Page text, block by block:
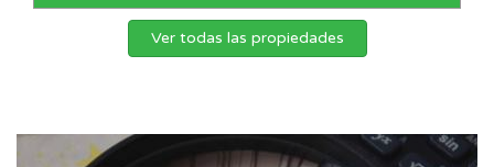
Ver todas las propiedades